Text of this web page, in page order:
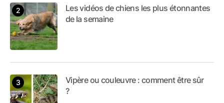
Les vidéos de chiens les plus étonnantes
de la semaine
Vipère ou couleuvre : comment être sûr
?